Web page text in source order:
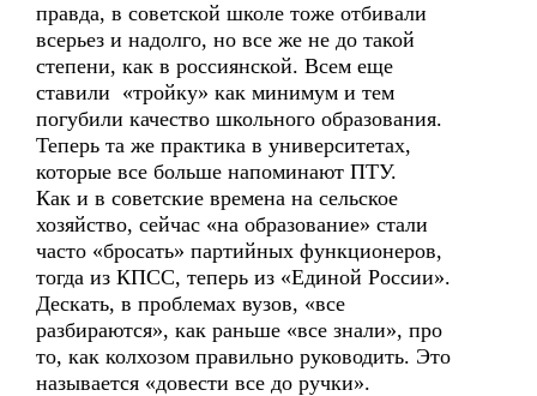
правда, в советской школе тоже отбивали
всерьез и надолго, но все же не до такой
степени, как в россиянской. Всем еще
ставили «тройку» как минимум и тем
погубили качество школьного образования.
Теперь та же практика в университетах,
которые все больше напоминают ПТУ.
Как и в советские времена на сельское
хозяйство, сейчас «на образование» стали
часто «бросать» партийных функционеров,
тогда из КПСС, теперь из «Единой России».
Дескать, в проблемах вузов, «все
разбираются», как раньше «все знали», про
то, как колхозом правильно руководить. Это
называется «довести все до ручки».